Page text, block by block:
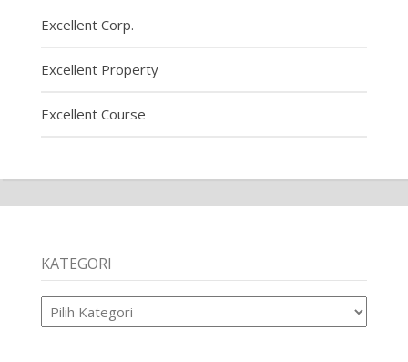
Excellent Corp.
Excellent Property
Excellent Course
KATEGORI
Kategori